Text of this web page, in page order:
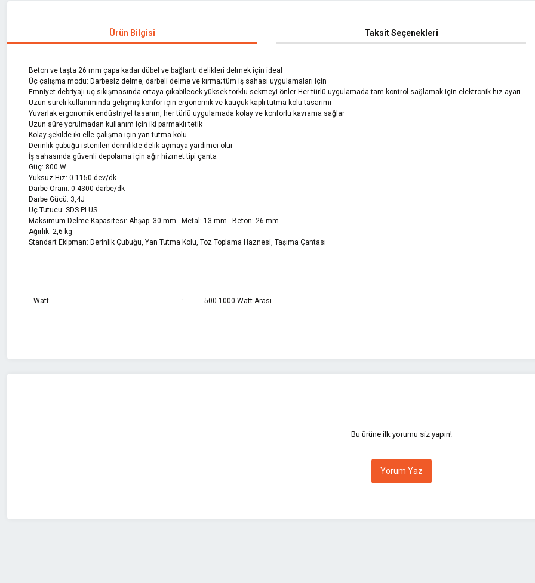
Ürün Bilgisi Taksit Seçenekleri
Beton ve taşta 26 mm çapa kadar dübel ve bağlantı delikleri delmek için ideal
Üç çalışma modu: Darbesiz delme, darbeli delme ve kırma; tüm iş sahası uygulamaları için
Emniyet debriyajı uç sıkışmasında ortaya çıkabilecek yüksek torklu sekmeyi önler Her türlü uygulamada tam kontrol sağlamak için elektronik hız ayarı
Uzun süreli kullanımında gelişmiş konfor için ergonomik ve kauçuk kaplı tutma kolu tasarımı
Yuvarlak ergonomik endüstriyel tasarım, her türlü uygulamada kolay ve konforlu kavrama sağlar
Uzun süre yorulmadan kullanım için iki parmaklı tetik
Kolay şekilde iki elle çalışma için yan tutma kolu
Derinlik çubuğu istenilen derinlikte delik açmaya yardımcı olur
İş sahasında güvenli depolama için ağır hizmet tipi çanta
Güç: 800 W
Yüksüz Hız: 0-1150 dev/dk
Darbe Oranı: 0-4300 darbe/dk
Darbe Gücü: 3,4J
Uç Tutucu: SDS PLUS
Maksimum Delme Kapasitesi: Ahşap: 30 mm - Metal: 13 mm - Beton: 26 mm
Ağırlık: 2,6 kg
Standart Ekipman: Derinlik Çubuğu, Yan Tutma Kolu, Toz Toplama Haznesi, Taşıma Çantası
Watt : 500-1000 Watt Arası
Görüş ve önerileriniz için teşekkür ederiz.
Bu ürüne ilk yorumu siz yapın!
Yorum Yaz